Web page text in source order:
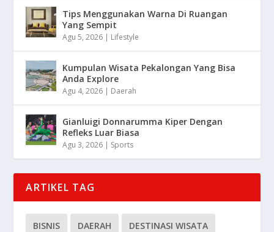
Tips Menggunakan Warna Di Ruangan
Yang Sempit
Agu 5, 2026 | Lifestyle
Kumpulan Wisata Pekalongan Yang Bisa
Anda Explore
Agu 4, 2026 | Daerah
Gianluigi Donnarumma Kiper Dengan
Refleks Luar Biasa
Agu 3, 2026 | Sports
ARTIKEL TAG
BISNIS DAERAH DESTINASI WISATA